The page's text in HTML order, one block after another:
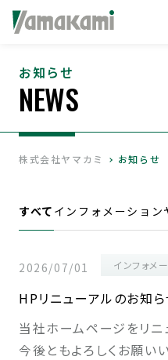
お知らせ
NEWS
株式会社ヤマカミ お知らせ
すべて インフォメーション
2026/07/01 インフォメ
HPリニューアルのお知ら
当社ホームページをリニ
今後ともよろしくお願い